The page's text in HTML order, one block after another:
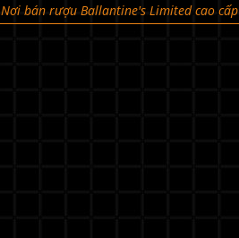
Nơi bán rượu Ballantine's Limited cao cấp